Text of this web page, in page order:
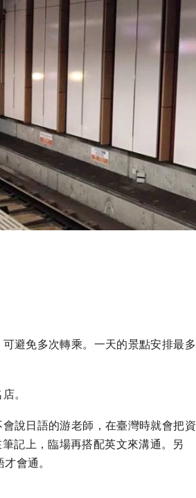
避免多次轉乘。一天的景點安排最多
。
說日語的游老師，在臺灣時就會把資
記上，臨場再搭配英文來溝通。另
會通。